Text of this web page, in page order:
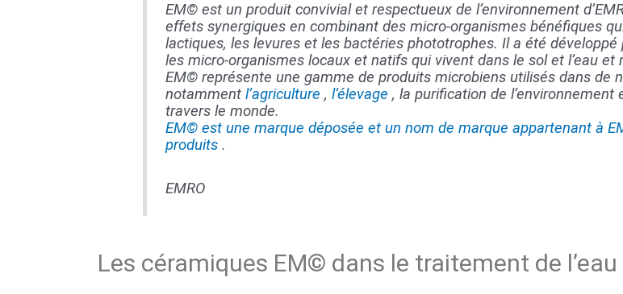
EM© est un produit convivial et respectueux de l’environnement
effets synergiques en combinant des micro-organismes bénéfiques
lactiques, les levures et les bactéries phototrophes. Il a été développé
les micro-organismes locaux et natifs qui vivent dans le sol et l’eau
EM© représente une gamme de produits microbiens utilisés dans de
notamment l’agriculture , l’élevage , la purification de
travers le monde.
EM© est une marque déposée et un nom de marque appartenant à
produits.
EMRO
Les céramiques EM© dans le traitement de l’eau